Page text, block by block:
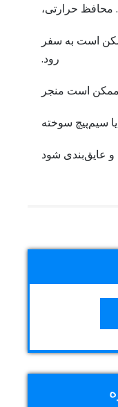
محافظ حرارتی،
است به سفر
رود.
ممکن است منجر
سیم‌پیچ سوخته
و عایق‌بندی شود